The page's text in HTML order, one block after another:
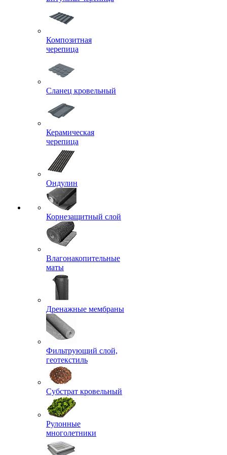
Композитная
черепица
Сланец кровельный
Керамическая
черепица
Ондулин
Корнезащитный слой
Влагонакопительные
маты
Дренажные мембраны
Фильтрующий слой,
геотекстиль
Субстрат кровельный
Рулонные
многолетники